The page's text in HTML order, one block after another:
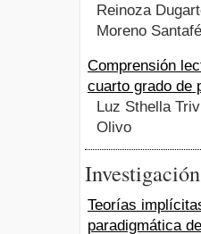
Reinoza
Moreno Santafé
Comprensión
cuarto grado de
Luz Sthella
Olivo
Teorías
paradigmática